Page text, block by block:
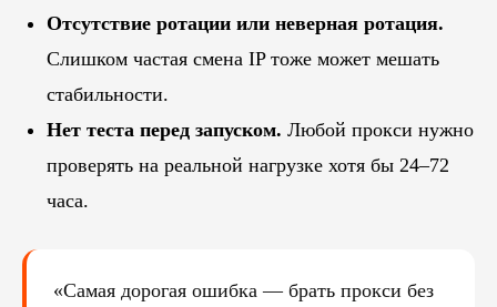
Отсутствие ротации или неверная ротация.
Слишком частая смена IP тоже может мешать
стабильности.
Нет теста перед запуском. Любой прокси нужно
проверять на реальной нагрузке хотя бы 24–72
часа.
«Самая дорогая ошибка — брать прокси без